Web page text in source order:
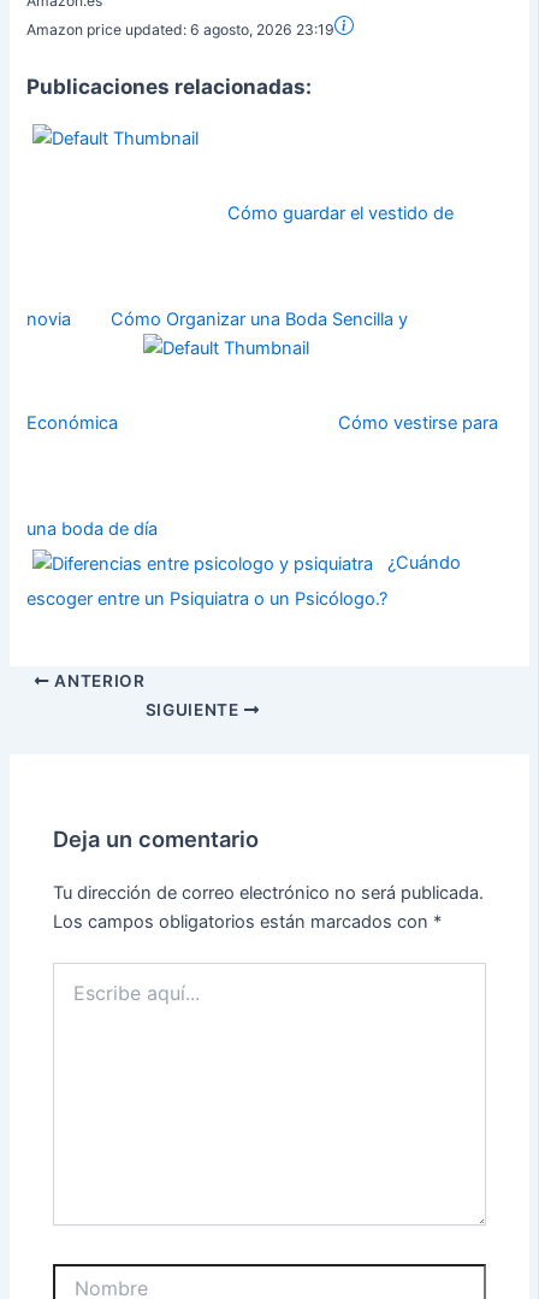
Amazon price updated:6 agosto, 2026 23:19
Publicaciones relacionadas:
Cómo guardar el vestido de
novia Cómo Organizar una Boda Sencilla y
Económica Cómo vestirse para
una boda de día
¿Cuándo
escoger entre un Psiquiatra o un Psicólogo.?
ANTERIOR
SIGUIENTE
Deja un comentario
Tu dirección de correo electrónico no será publicada.
Los campos obligatorios están marcados con *
aquí...